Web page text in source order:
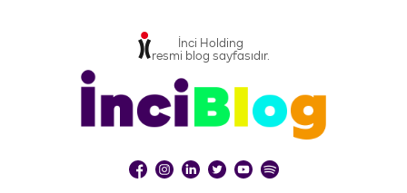
İnci Holding
resmi blog sayfasıdır.